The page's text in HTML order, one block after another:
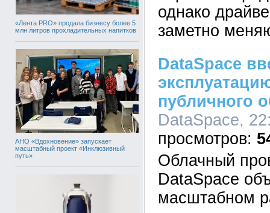
«Лента PRO» продала бизнесу более 5
млн литров прохладительных напитков
АНО «Вдохновение» запускает
масштабный проект «Инклюзивный
путь»
однако
заметно
DataSpace
публичного
DataSpace,
Облачный
DataSpace
масштабном